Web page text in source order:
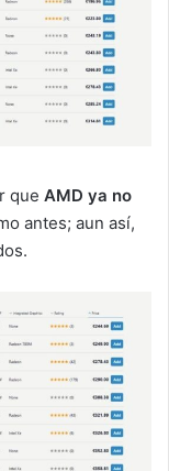
que AMD ya no
antes; aun así,